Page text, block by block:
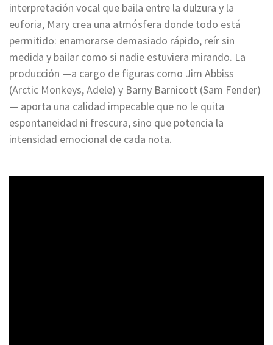
interpretación vocal que baila entre la dulzura y la
euforia, Mary crea una atmósfera donde todo está
permitido: enamorarse demasiado rápido, reír sin
medida y bailar como si nadie estuviera mirando. La
producción —a cargo de figuras como Jim Abbiss
(Arctic Monkeys, Adele) y Barny Barnicott (Sam Fender)
— aporta una calidad impecable que no le quita
espontaneidad ni frescura, sino que potencia la
intensidad emocional de cada nota.